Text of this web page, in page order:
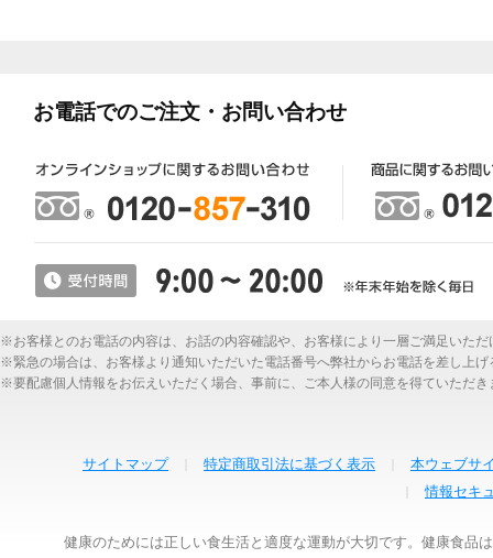
お電話でのご注文・お問い合わせ
※お客様とのお電話の内容は、お話の内容確認や、お客様により一層ご満足いた
※緊急の場合は、お客様より通知いただいた電話番号へ弊社からお電話を差し上げ
※要配慮個人情報をお伝えいただく場合、事前に、ご本人様の同意を得ていただ
サイトマップ 特定商取引法に基づく表示
本ウェブサ
情報セキ
健康のためには正しい食生活と適度な運動が大切です。健康食品